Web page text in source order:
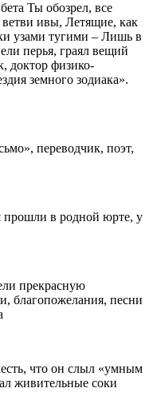
Ты обозрел, все
ивы, Летящие, как
узами тугими – Лишь в
перья, граял вещий
доктор физико-
земного зодиака».
переводчик, поэт,
прошли в родной юрте, у
прекрасную
благопожелания, песни
что он слыл «умным
живительные соки